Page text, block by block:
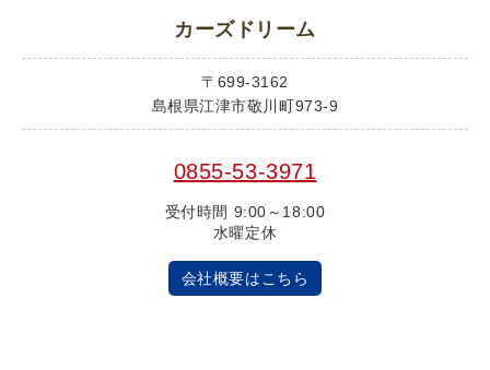
カーズドリーム
〒699-3162
島根県江津市敬川町973-9
0855-53-3971
受付時間 9:00～18:00
水曜定休
会社概要はこちら